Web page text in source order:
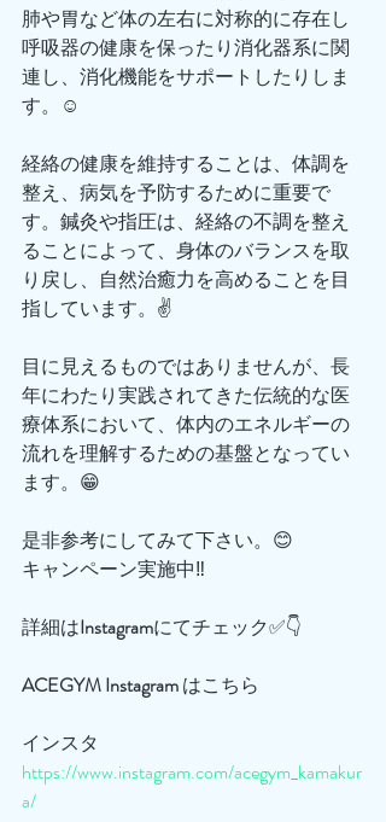
肺や胃など体の左右に対称的に存在し
呼吸器の健康を保ったり消化器系に関
連し、消化機能をサポートしたりしま
す。☺️
経絡の健康を維持することは、体調を
整え、病気を予防するために重要で
す。鍼灸や指圧は、経絡の不調を整え
ることによって、身体のバランスを取
り戻し、自然治癒力を高めることを目
指しています。✌️
目に見えるものではありませんが、長
年にわたり実践されてきた伝統的な医
療体系において、体内のエネルギーの
流れを理解するための基盤となってい
ます。😁
是非参考にしてみて下さい。😊
キャンペーン実施中‼️
詳細はInstagramにてチェック✅👇
ACEGYMInstagram はこちら
インスタ
https://www.instagram.com/acegym_kamakur
a/